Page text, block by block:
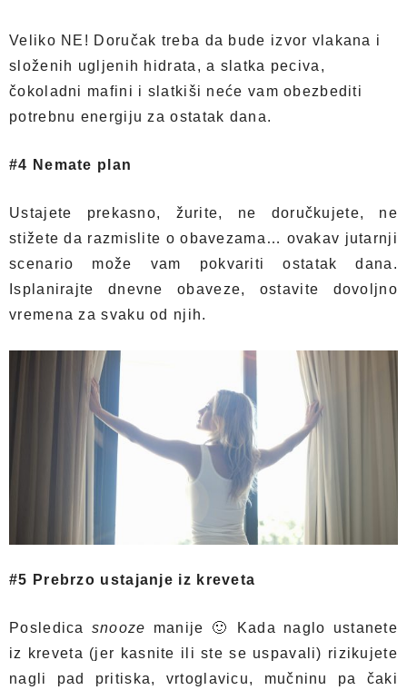
Veliko NE! Doručak treba da bude izvor vlakana i
složenih ugljenih hidrata, a slatka peciva,
čokoladni mafini i slatkiši neće vam obezbediti
potrebnu energiju za ostatak dana.
#4 Nemate plan
Ustajete prekasno, žurite, ne doručkujete, ne
stižete da razmislite o obavezama… ovakav jutarnji
scenario može vam pokvariti ostatak dana.
Isplanirajte dnevne obaveze, ostavite dovoljno
vremena za svaku od njih.
#5 Prebrzo ustajanje iz kreveta
Posledica snooze manije 🙂 Kada naglo ustanete
iz kreveta (jer kasnite ili ste se uspavali) rizikujete
nagli pad pritiska, vrtoglavicu, mučninu pa čaki